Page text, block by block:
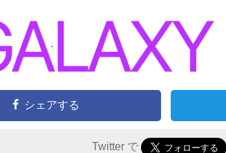
シェアする
Twitter で